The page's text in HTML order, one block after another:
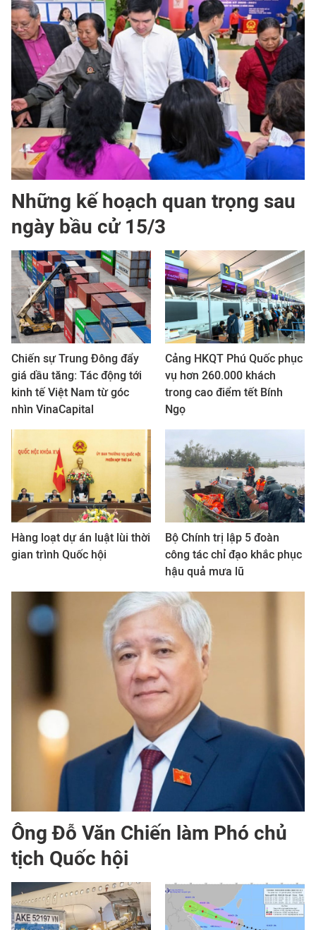
Những kế hoạch quan trọng sau
ngày bầu cử 15/3
Chiến sự Trung Đông đẩy
giá dầu tăng: Tác động tới
kinh tế Việt Nam từ góc
nhìn VinaCapital
Cảng HKQT Phú Quốc phục
vụ hơn 260.000 khách
trong cao điểm tết Bính
Ngọ
Hàng loạt dự án luật lùi thời
gian trình Quốc hội
Bộ Chính trị lập 5 đoàn
công tác chỉ đạo khắc phục
hậu quả mưa lũ
Ông Đỗ Văn Chiến làm Phó chủ
tịch Quốc hội